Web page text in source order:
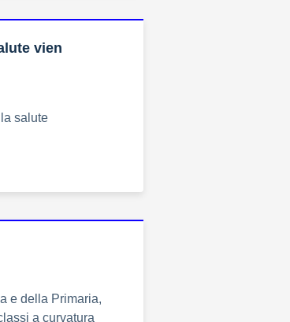
vien
salute
e della Primaria,
a curvatura